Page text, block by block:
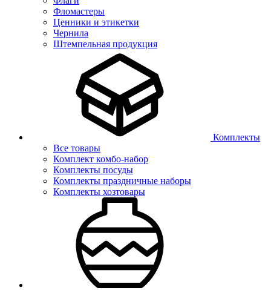
Фломастеры
Ценники и этикетки
Чернила
Штемпельная продукция
Комплекты
Все товары
Комплект комбо-набор
Комплекты посуды
Комплекты праздничные наборы
Комплекты хозтовары